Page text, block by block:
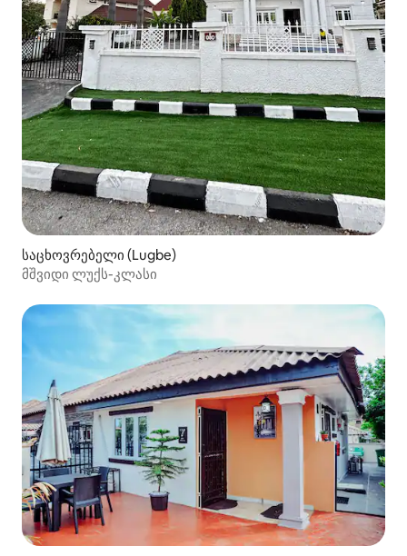
საცხოვრებელი (Lugbe)
მშვიდი ლუქს-კლასი